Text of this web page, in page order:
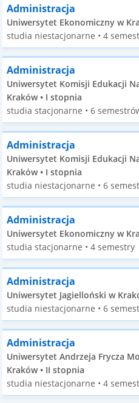
Administracja
Uniwersytet Ekonomiczny w
studia niestacjonarne • 4
Administracja
Uniwersytet Komisji Edukacji
Kraków • I stopnia
studia stacjonarne • 6
Administracja
Uniwersytet Komisji Edukacji
Kraków • I stopnia
studia niestacjonarne • 6
Administracja
Uniwersytet Ekonomiczny w
studia stacjonarne • 4 semestry
Administracja
Uniwersytet Jagielloński w
studia niestacjonarne • 6
Administracja
Uniwersytet Andrzeja Frycza
Kraków • II stopnia
studia niestacjonarne • 4